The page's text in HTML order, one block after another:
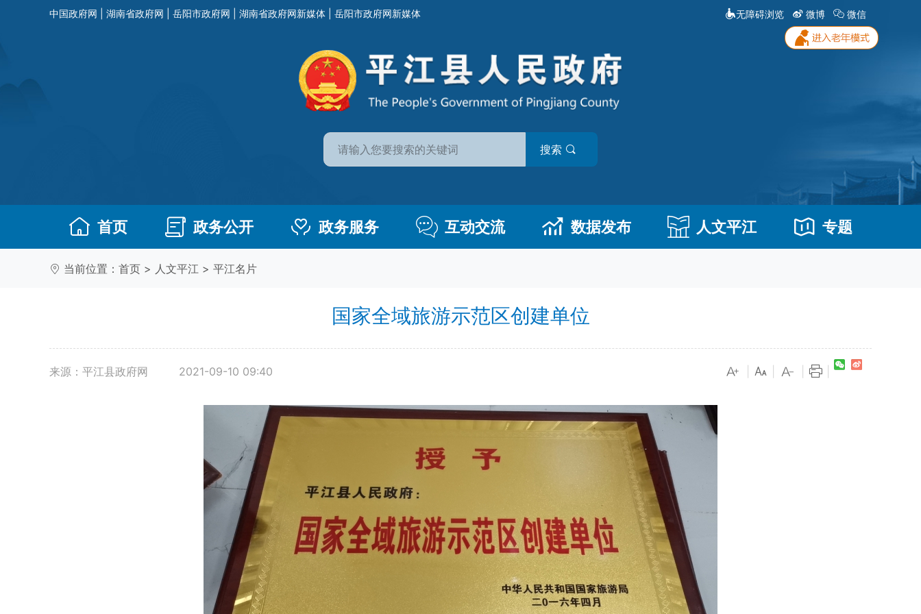
中国政府网 湖南省政府网 岳阳市政府网 湖南省政府网新媒体 岳阳市政府网新媒体 无障碍浏览 微博 微信
搜索
首页 政务公开 政务服务 互动交流 数据发布 人文平江 专题
当前位置： 首页 > 人文平江 > 平江名片
国家全域旅游示范区创建单位
来源：平江县政府网 2021-09-10 09:40